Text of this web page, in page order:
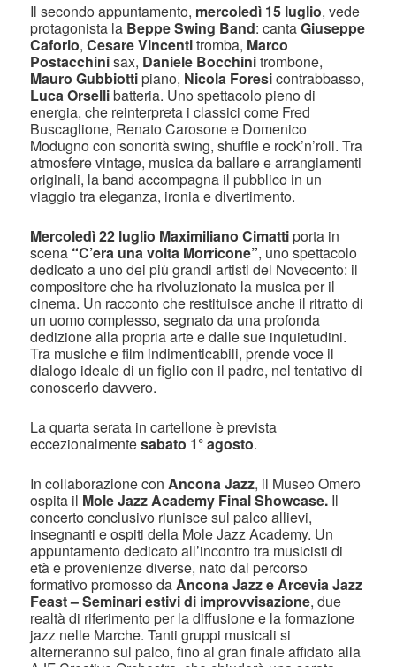
Il secondo appuntamento, mercoledì 15 luglio, vede
protagonista la Beppe Swing Band: cantaGiuseppe
Caforio,Cesare Vincentitromba, Marco
Postacchinisax, Daniele Bocchinitrombone,
Mauro Gubbiottipiano, Nicola Foresicontrabbasso,
Luca Orsellibatteria. Uno spettacolo pieno di
energia, che reinterpreta i classici come Fred
Buscaglione, Renato Carosone e Domenico
Modugno con sonorità swing, shuffle e rock’n’roll. Tra
atmosfere vintage, musica da ballare e arrangiamenti
originali, la band accompagna il pubblico in un
viaggio tra eleganza, ironia e divertimento.
Mercoledì 22 luglio Maximiliano Cimattiporta in
scena “C’era una volta Morricone”, uno spettacolo
dedicato a uno dei più grandi artisti del Novecento: il
compositore che ha rivoluzionato la musica per il
cinema. Un racconto che restituisce anche il ritratto di
un uomo complesso, segnato da una profonda
dedizione alla propria arte e dalle sue inquietudini.
Tra musiche e film indimenticabili, prende voce il
dialogo ideale di un figlio con il padre, nel tentativo di
conoscerlo davvero.
La quarta serata in cartellone è prevista
eccezionalmentesabato 1° agosto.
In collaborazione conAncona Jazz, il Museo Omero
ospita il Mole Jazz Academy Final Showcase. Il
concerto conclusivo riunisce sul palco allievi,
insegnanti e ospiti della Mole Jazz Academy. Un
appuntamento dedicato all’incontro tra musicisti di
età e provenienze diverse, nato dal percorso
formativo promosso daAncona Jazz e Arcevia Jazz
Feast – Seminari estivi di improvvisazione, due
realtà di riferimento per la diffusione e la formazione
jazz nelle Marche. Tanti gruppi musicali si
alterneranno sul palco, fino al gran finale affidato alla